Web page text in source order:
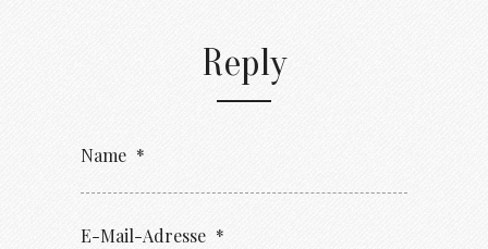
Reply
Name *
E-Mail-Adresse *